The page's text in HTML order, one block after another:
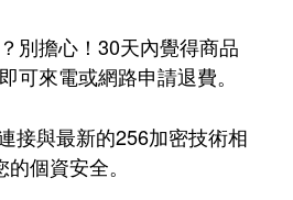
別擔心！30天內覺得商品
可來電或網路申請退費。
接與最新的256加密技術相
個資安全。